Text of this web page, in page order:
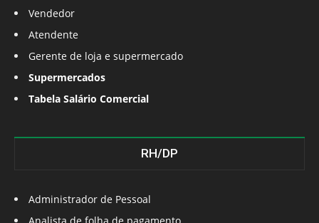
Vendedor
Atendente
Gerente de loja e supermercado
Supermercados
Tabela Salário Comercial
RH/DP
Administrador de Pessoal